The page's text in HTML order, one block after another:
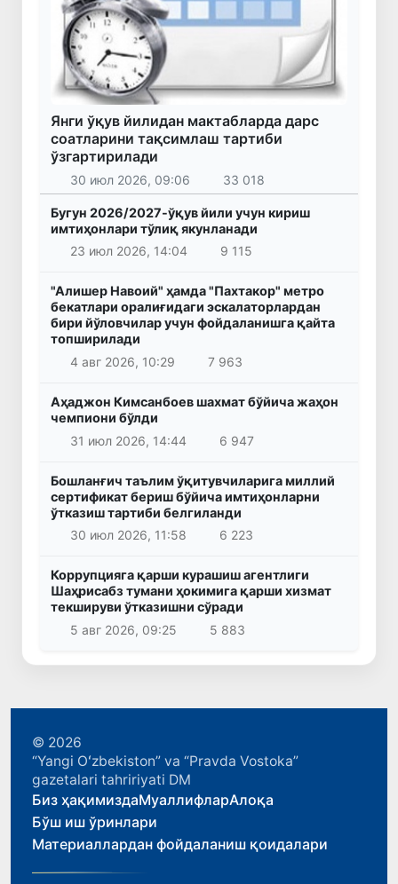
Янги ўқув йилидан мактабларда дарс
соатларини тақсимлаш тартиби
ўзгартирилади
30 июл 2026, 09:06 33 018
Бугун 2026/2027-ўқув йили учун кириш
имтиҳонлари тўлиқ якунланади
23 июл 2026, 14:04
9 115
"Алишер Навоий" ҳамда "Пахтакор" метро
бекатлари оралиғидаги эскалаторлардан
бири йўловчилар учун фойдаланишга қайта
топширилади
4 авг 2026, 10:29
7 963
Аҳаджон Кимсанбоев шахмат бўйича жаҳон
чемпиони бўлди
31 июл 2026, 14:44
6 947
Бошланғич таълим ўқитувчиларига миллий
сертификат бериш бўйича имтиҳонларни
ўтказиш тартиби белгиланди
30 июл 2026, 11:58
6 223
Коррупцияга қарши курашиш агентлиги
Шаҳрисабз тумани ҳокимига қарши хизмат
текшируви ўтказишни сўради
5 авг 2026, 09:25
5 883
© 2026
“Yangi Oʻzbekiston” va “Pravda Vostoka”
gazetalari tahririyati DM
Биз ҳақимиздаМуаллифларАлоқа
Бўш иш ўринлари
Материаллардан фойдаланиш қоидалари